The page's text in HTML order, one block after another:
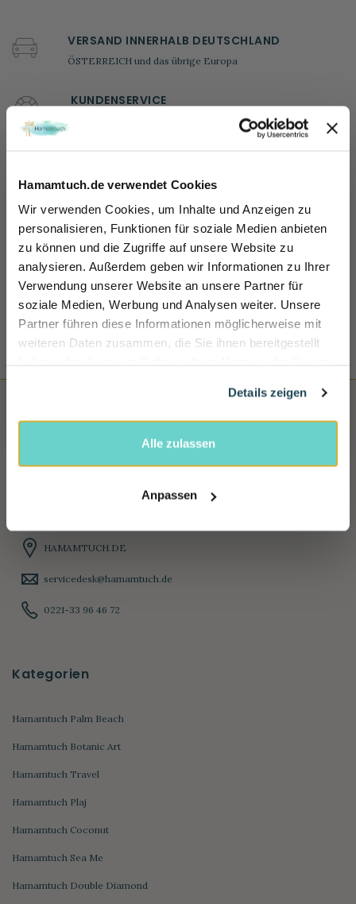
Hamamtuch.de verwendet Cookies
Wir verwenden Cookies, um Inhalte und Anzeigen zu
personalisieren, Funktionen für soziale Medien anbieten
zu können und die Zugriffe auf unsere Website zu
analysieren. Außerdem geben wir Informationen zu Ihrer
Verwendung unserer Website an unsere Partner für
soziale Medien, Werbung und Analysen weiter. Unsere
Partner führen diese Informationen möglicherweise mit
weiteren Daten zusammen, die Sie ihnen bereitgestellt
Details zeigen
Alle zulassen
Anpassen
VERSAND INNERHALB DEUTSCHLAND
ÖSTERREICH und das übrige Europa
KUNDENSERVICE
100 TAGEN RÜCKGABERECHT
Sie können das Produkt innerhalb von 100 Tagen
zurückschicken.
100% SICHERE BEZAHLUNG
Sicher, schnell und bequem bei uns bezahlen
HAMAMTUCH.DE
servicedesk@hamamtuch.de
0221-33 96 46 72
Kategorien
Hamamtuch Palm Beach
Hamamtuch Botanic Art
Hamamtuch Travel
Hamamtuch Plaj
Hamamtuch Coconut
Hamamtuch Sea Me
Hamamtuch Double Diamond
Sicher dir 10% Rabatt!
Name